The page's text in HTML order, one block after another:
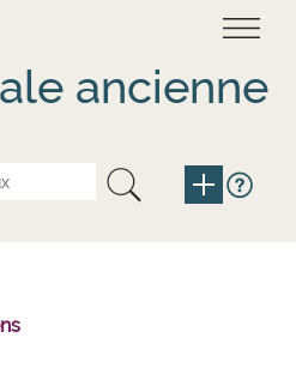
ancienne